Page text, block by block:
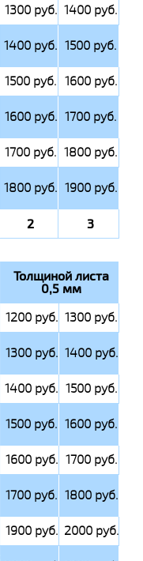
1300 руб. 1400 руб.
1400 руб. 1500 руб.
1500 руб. 1600 руб.
1600 руб. 1700 руб.
1700 руб. 1800 руб.
1800 руб. 1900 руб.
2 3
Толщиной листа
0,5 мм
1200 руб. 1300 руб.
1300 руб. 1400 руб.
1400 руб. 1500 руб.
1500 руб. 1600 руб.
1600 руб. 1700 руб.
1700 руб. 1800 руб.
1900 руб. 2000 руб.